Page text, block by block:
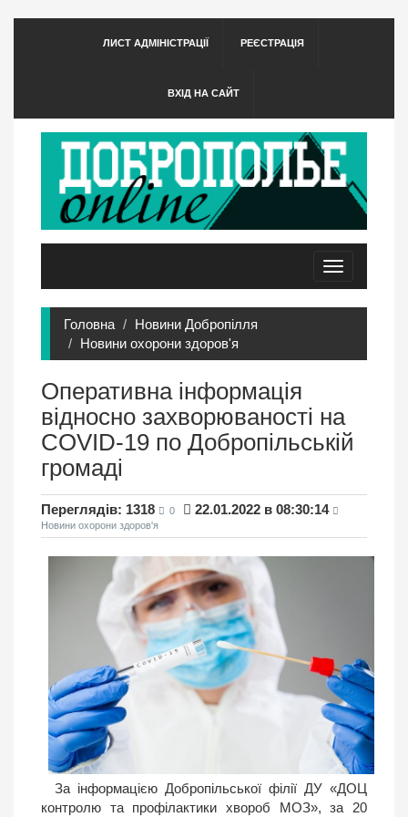
ЛИСТ АДМІНІСТРАЦІЇ РЕЄСТРАЦІЯ
ВХІД НА САЙТ
Toggle
navigation
Головна
Новини Добропілля
Новини охорони здоров'я
Оперативна інформація
відносно захворюваності на
COVID-19 по Добропільській
громаді
Переглядів: 1318 0 22.01.2022 в 08:30:14
Новини охорони здоров'я
За інформацією Добропільської філії ДУ «ДОЦ
контролю та профілактики хвороб МОЗ», за 20